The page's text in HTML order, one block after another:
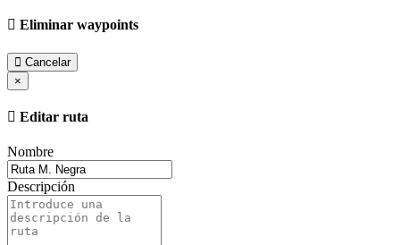
Eliminar waypoints
Cancelar
×
Editar ruta
Nombre
Descripción